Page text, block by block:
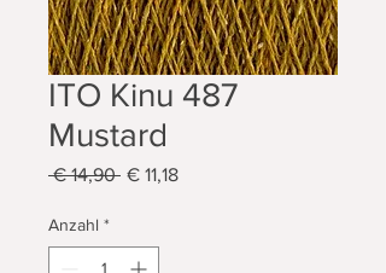
ITO Kinu 487
Mustard
€ 14,90 Standardpreis
€ 11,18Sale-
Anzahl *